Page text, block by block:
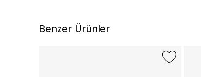
Benzer Ürünler